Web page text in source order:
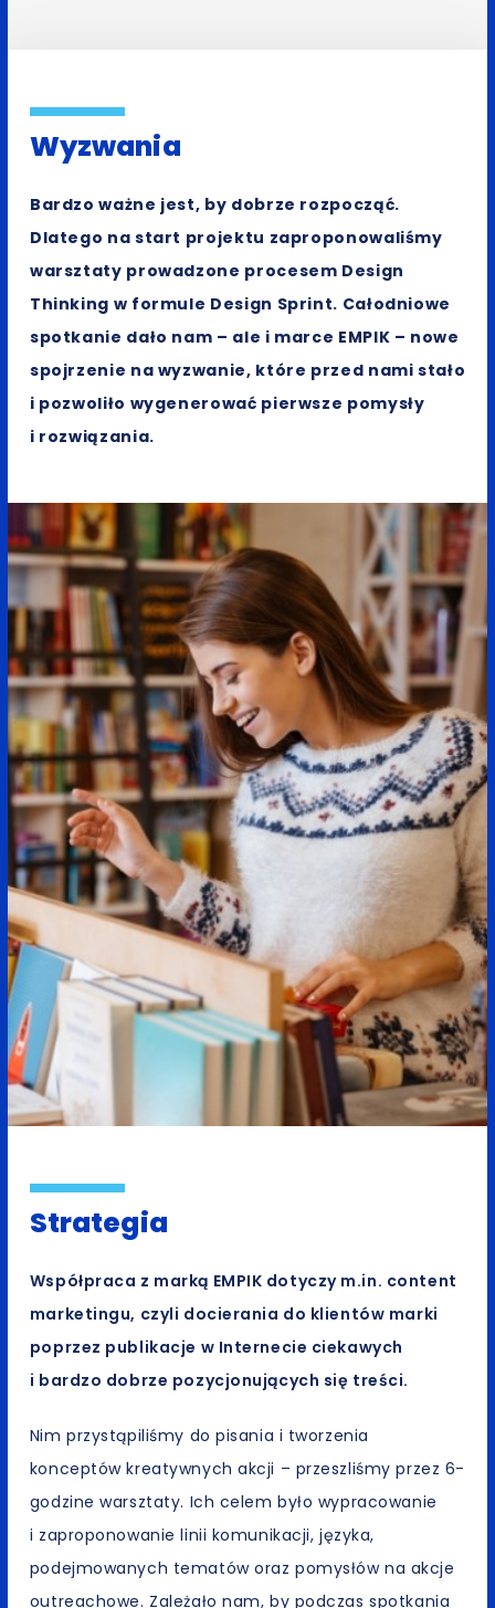
Wyzwania
Bardzo ważne jest, by dobrze rozpocząć.
Dlatego na start projektu zaproponowaliśmy
warsztaty prowadzone procesem Design
Thinking w formule Design Sprint. Całodniowe
spotkanie dało nam – ale i marce EMPIK – nowe
spojrzenie na wyzwanie, które przed nami stało
i pozwoliło wygenerować pierwsze pomysły
i rozwiązania.
Strategia
Współpraca z marką EMPIK dotyczy m.in. content
marketingu, czyli docierania do klientów marki
poprzez publikacje w Internecie ciekawych
i bardzo dobrze pozycjonujących się treści.
Nim przystąpiliśmy do pisania i tworzenia
konceptów kreatywnych akcji – przeszliśmy przez 6-
godzine warsztaty. Ich celem było wypracowanie
i zaproponowanie linii komunikacji, języka,
podejmowanych tematów oraz pomysłów na akcje
outreachowe. Zależało nam, by podczas spotkania